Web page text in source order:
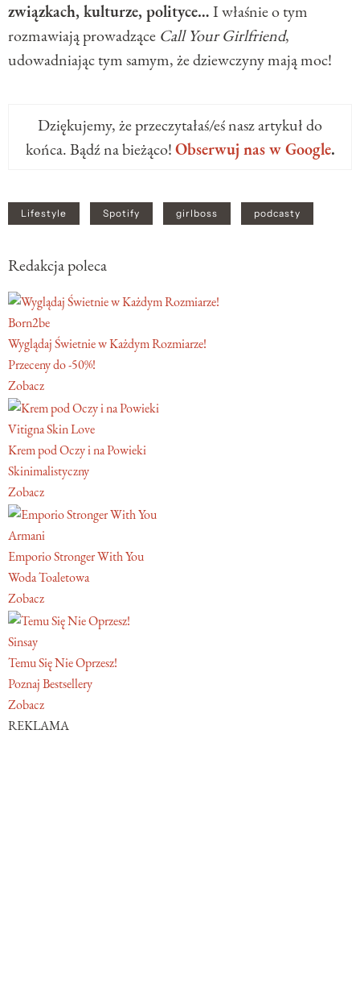
związkach, kulturze, polityce…I właśnie o tym
rozmawiają prowadzące Call Your Girlfriend,
udowadniając tym samym, że dziewczyny mają moc!
Dziękujemy, że przeczytałaś/eś nasz artykuł do
końca. Bądź na bieżąco!Obserwuj nas w Google.
Lifestyle Spotify girlboss podcasty
Redakcja poleca
Born2be
Wyglądaj Świetnie w Każdym Rozmiarze!
Przeceny do -50%!
Zobacz
Vitigna Skin Love
Krem pod Oczy i na Powieki
Skinimalistyczny
Zobacz
Armani
Emporio Stronger With You
Woda Toaletowa
Zobacz
Sinsay
Temu Się Nie Oprzesz!
Poznaj Bestsellery
Zobacz
REKLAMA